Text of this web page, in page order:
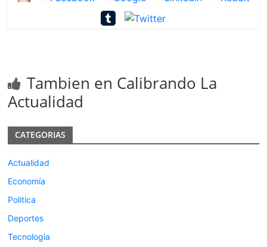
Tambien en Calibrando La
Actualidad
CATEGORIAS
Actualidad
Economía
Politica
Deportes
Tecnologia